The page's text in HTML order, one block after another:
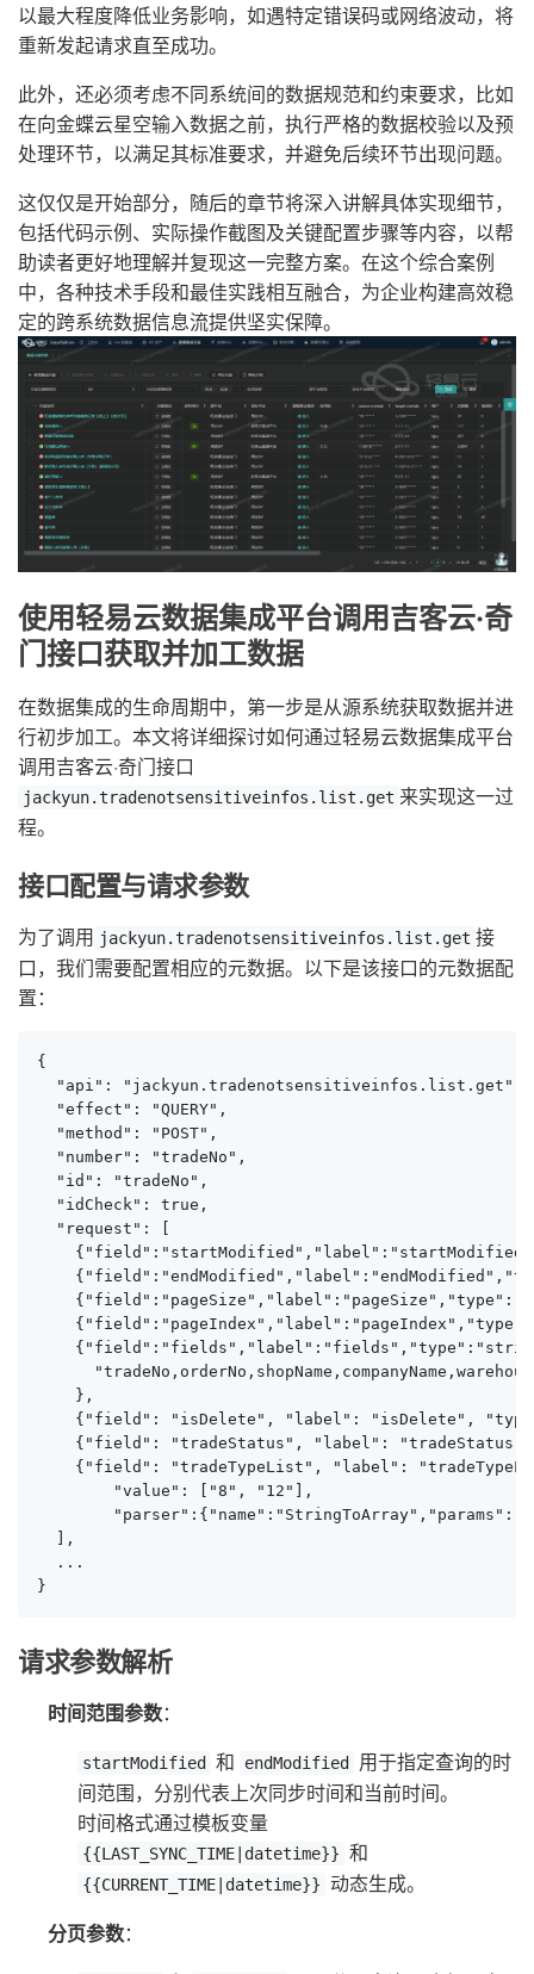
以最大程度降低业务影响，如遇特定错误码或网络波动，将
重新发起请求直至成功。
此外，还必须考虑不同系统间的数据规范和约束要求，比如
在向金蝶云星空输入数据之前，执行严格的数据校验以及预
处理环节，以满足其标准要求，并避免后续环节出现问题。
这仅仅是开始部分，随后的章节将深入讲解具体实现细节，
包括代码示例、实际操作截图及关键配置步骤等内容，以帮
助读者更好地理解并复现这一完整方案。在这个综合案例
中，各种技术手段和最佳实践相互融合，为企业构建高效稳
定的跨系统数据信息流提供坚实保障。
使用轻易云数据集成平台调用吉客云·奇
门接口获取并加工数据
在数据集成的生命周期中，第一步是从源系统获取数据并进
行初步加工。本文将详细探讨如何通过轻易云数据集成平台
调用吉客云·奇门接口
jackyun.tradenotsensitiveinfos.list.get 来实现这一过
程。
接口配置与请求参数
为了调用 jackyun.tradenotsensitiveinfos.list.get 接
口，我们需要配置相应的元数据。以下是该接口的元数据配
置：
{
  "api": "jackyun.tradenotsensitiveinfos.list.get",
  "effect": "QUERY",
  "method": "POST",
  "number": "tradeNo",
  "id": "tradeNo",
  "idCheck": true,
  "request": [
    },
{"field": "isDelete", "label": "isDelete",
{"field": "tradeStatus", "label":
{"field": "tradeTypeList", "label":
        "value": ["8", "12"],
"parser":{"name":"StringToArray","params":
  ],
  ...
}
请求参数解析
时间范围参数：
startModified 和 endModified
用于指定查询的时
间范围，分别代表上次同步时间和当前时间。
时间格式通过模板变量
{{LAST_SYNC_TIME|datetime}} 和
{{CURRENT_TIME|datetime}} 动态生成。
分页参数：